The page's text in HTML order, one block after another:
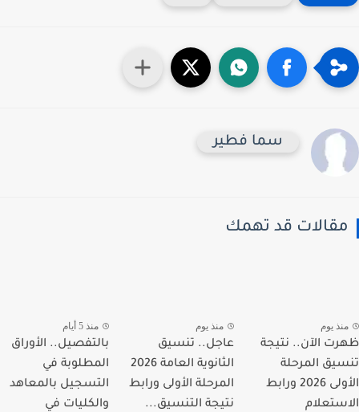
سما فطير
قد تهمك
يوم
الآن.. نتيجة
المرحلة
الأولى 2026 ورابط
منذ يوم
عاجل.. تنسيق
الثانوية العامة 2026
المرحلة الأولى ورابط
نتيجة التنسيق...
منذ 5 أيام
بالتفصيل.. الأوراق
المطلوبة في
التسجيل بالمعاهد
والكليات في